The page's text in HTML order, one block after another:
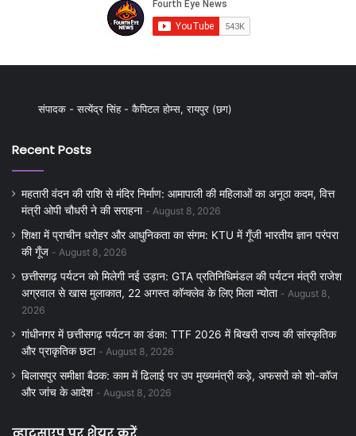
संपादक - सत्येंद्र सिंह - कैपिटल होम्स, रायपुर (छग)
Recent Posts
महतारी वंदन की राशि से मंदिर निर्माण: आमापाली की महिलाओं का अनूठा कदम, वित्त
मंत्री ओपी चौधरी ने की सराहना
August 8, 2026
शिक्षा में प्राचीन धरोहर और आधुनिकता का संगम: KTU में गूँजी भारतीय ज्ञान परंपरा
की गूँज
August 8, 2026
छत्तीसगढ़ पर्यटन को मिलेगी नई उड़ान: GTA प्रतिनिधिमंडल की पर्यटन मंत्री राजेश
अग्रवाल से खास मुलाकात, 22 अगस्त कॉन्क्लेव के लिए मिला न्योता
August 8,
2026
गांधीनगर में छत्तीसगढ़ पर्यटन का डंका: TTF 2026 में बिखरी राज्य की सांस्कृतिक
और प्राकृतिक छटा
August 8, 2026
बिलासपुर समीक्षा बैठक: काम में ढिलाई पर उप मुख्यमंत्री कड़े, अफसरों को शो-कॉज
और जांच के आदेश
August 8, 2026